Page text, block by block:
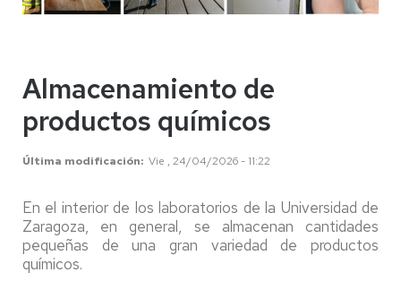
Almacenamiento de
productos químicos
Última modificación Vie , 24/04/2026 - 11:22
En el interior de los laboratorios de la Universidad de
Zaragoza, en general, se almacenan cantidades
pequeñas de una gran variedad de productos
químicos.